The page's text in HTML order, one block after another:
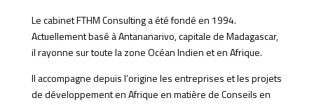
Le cabinet FTHM Consulting a été fondé en 1994.
Actuellement basé à Antananarivo, capitale de Madagascar,
il rayonne sur toute la zone Océan Indien et en Afrique.
Il accompagne depuis l’origine les entreprises et les projets
de développement en Afrique en matière de Conseils en